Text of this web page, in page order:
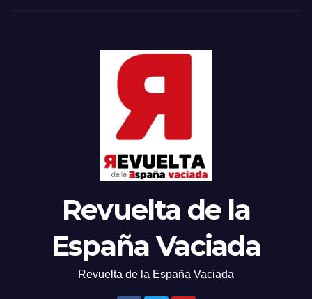
Revuelta de la
España Vaciada
Revuelta de la España Vaciada